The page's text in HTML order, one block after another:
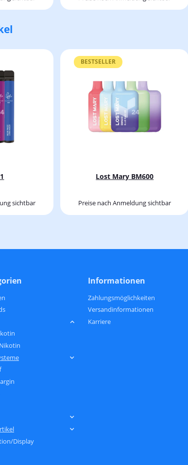
sichtbar
BESTSELLER
Lost Mary BM600
Preise nach Anmeldung sichtbar
Display
Informationen
Zahlungsmöglichkeiten
Versandinformationen
Karriere